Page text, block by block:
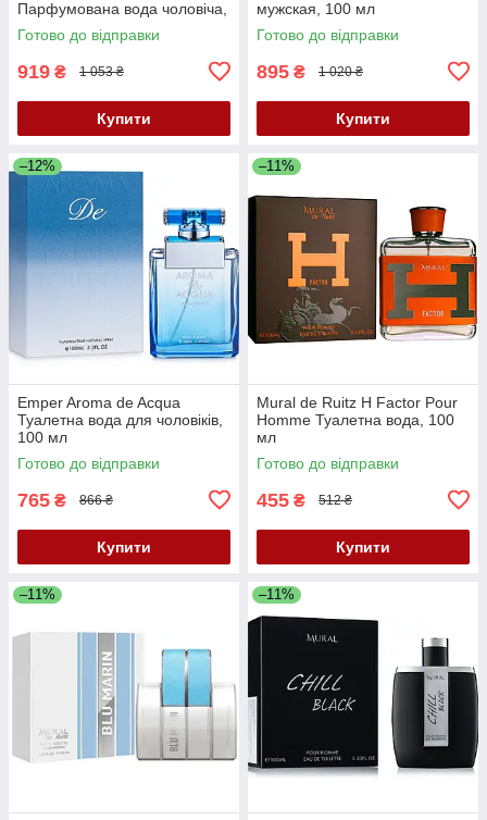
Парфумована вода чоловіча,
90 мл
Готово до відправки
919 ₴ 1 053 ₴
Купити
мужская, 100 мл
Готово до відправки
895 ₴ 1 020 ₴
Купити
–12%
Emper Aroma de Acqua
Туалетна вода для чоловіків,
100 мл
Готово до відправки
765 ₴ 866 ₴
Купити
–11%
Mural de Ruitz H Factor Pour
Homme Туалетна вода, 100
мл
Готово до відправки
455 ₴ 512 ₴
Купити
–11% –11%